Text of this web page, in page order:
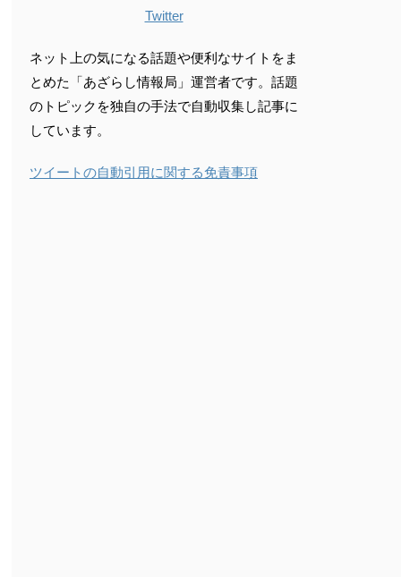
Twitter
ネット上の気になる話題や便利なサイトをま
とめた「あざらし情報局」運営者です。話題
のトピックを独自の手法で自動収集し記事に
しています。
ツイートの自動引用に関する免責事項